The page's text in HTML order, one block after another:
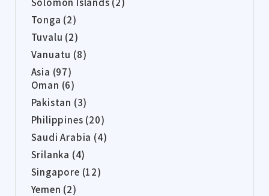
Tonga (2)
Tuvalu (2)
Vanuatu (8)
Asia (97)
Oman (6)
Pakistan (3)
Philippines (20)
Saudi Arabia (4)
Srilanka (4)
Singapore (12)
Yemen (2)